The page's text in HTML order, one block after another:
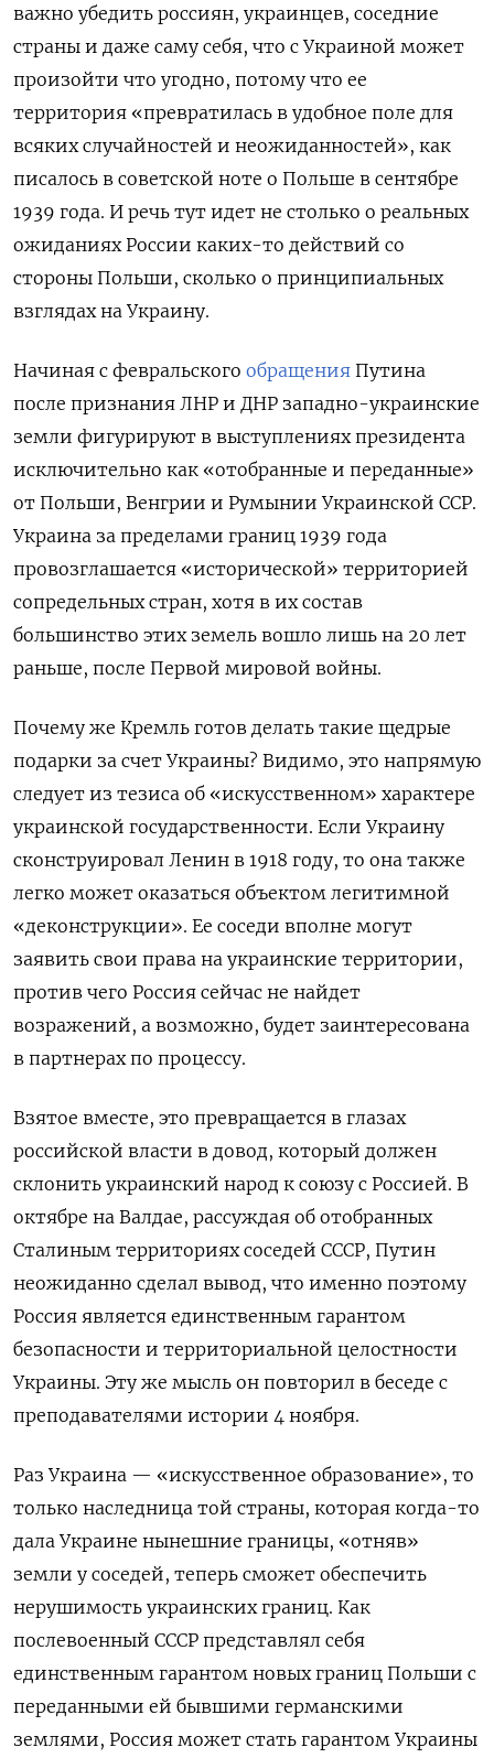
важно убедить россиян, украинцев, соседние
страны и даже саму себя, что с Украиной может
произойти что угодно, потому что ее
территория «превратилась в удобное поле для
всяких случайностей и неожиданностей», как
писалось в советской ноте о Польше в сентябре
1939 года. И речь тут идет не столько о реальных
ожиданиях России каких-то действий со
стороны Польши, сколько о принципиальных
взглядах на Украину.
Начиная с февральского обращения Путина
после признания ЛНР и ДНР западно-украинские
земли фигурируют в выступлениях президента
исключительно как «отобранные и переданные»
от Польши, Венгрии и Румынии Украинской ССР.
Украина за пределами границ 1939 года
провозглашается «исторической» территорией
сопредельных стран, хотя в их состав
большинство этих земель вошло лишь на 20 лет
раньше, после Первой мировой войны.
Почему же Кремль готов делать такие щедрые
подарки за счет Украины? Видимо, это напрямую
следует из тезиса об «искусственном» характере
украинской государственности. Если Украину
сконструировал Ленин в 1918 году, то она также
легко может оказаться объектом легитимной
«деконструкции». Ее соседи вполне могут
заявить свои права на украинские территории,
против чего Россия сейчас не найдет
возражений, а возможно, будет заинтересована
в партнерах по процессу.
Взятое вместе, это превращается в глазах
российской власти в довод, который должен
склонить украинский народ к союзу с Россией. В
октябре на Валдае, рассуждая об отобранных
Сталиным территориях соседей СССР, Путин
неожиданно сделал вывод, что именно поэтому
Россия является единственным гарантом
безопасности и территориальной целостности
Украины. Эту же мысль он повторил в беседе с
преподавателями истории 4 ноября.
Раз Украина — «искусственное образование», то
только наследница той страны, которая когда-то
дала Украине нынешние границы, «отняв»
земли у соседей, теперь сможет обеспечить
нерушимость украинских границ. Как
послевоенный СССР представлял себя
единственным гарантом новых границ Польши с
переданными ей бывшими германскими
землями, Россия может стать гарантом Украины